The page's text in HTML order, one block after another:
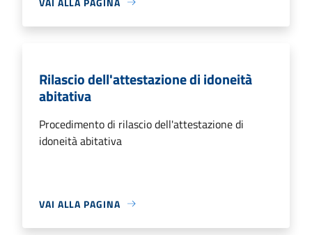
Rilascio dell'attestazione di idoneità
abitativa
Procedimento di rilascio dell'attestazione di
idoneità abitativa
VAI ALLA PAGINA